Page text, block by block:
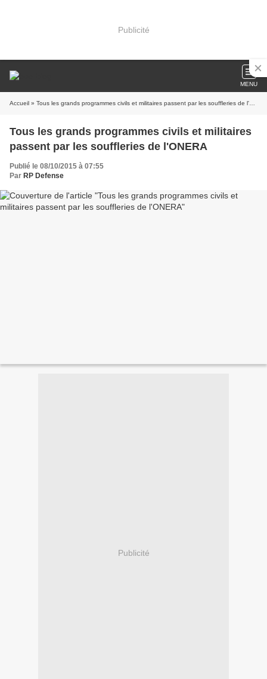
Publicité
MENU
Accueil » Tous les grands programmes civils et militaires passent par les souffleries de l'ONERA
Tous les grands programmes civils et militaires
passent par les souffleries de l'ONERA
Publié le 08/10/2015 à 07:55
Par RP Defense
Publicité